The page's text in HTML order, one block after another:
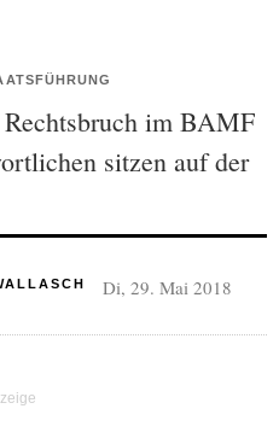
im BAMF
sitzen auf der
Di, 29. Mai 2018